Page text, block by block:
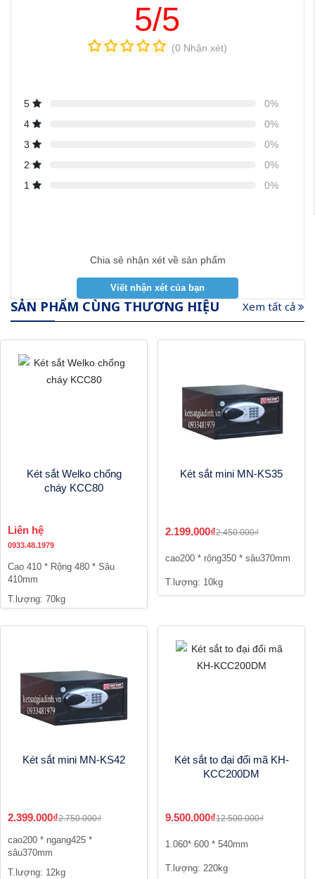
5/5
(0 Nhận xét)
5
0%
4
0%
3
0%
2
0%
1
0%
Chia sẻ nhận xét về sản phẩm
SẢN PHẨM CÙNG THƯƠNG HIỆU Xem tất cả
Két sắt Welko chống
cháy KCC80
Liên hệ
0933.48.1979
Cao 410 * Rộng 480 * Sâu
410mm
T.lượng: 70kg
Két sắt mini MN-KS35
2.199.000₫2.450.000₫
cao200 * rộng350 * sâu370mm
T.lượng: 10kg
Két sắt mini MN-KS42
2.399.000₫2.750.000₫
cao200 * ngang425 *
sâu370mm
T.lượng: 12kg
Két sắt to đại đổi mã KH-
KCC200DM
9.500.000₫12.500.000₫
1.060* 600 * 540mm
T.lượng: 220kg